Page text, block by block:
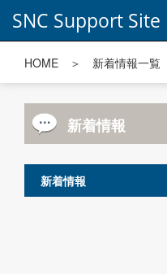
SNC Support Site
HOME ＞ 新着情報一覧
新着情報
新着情報